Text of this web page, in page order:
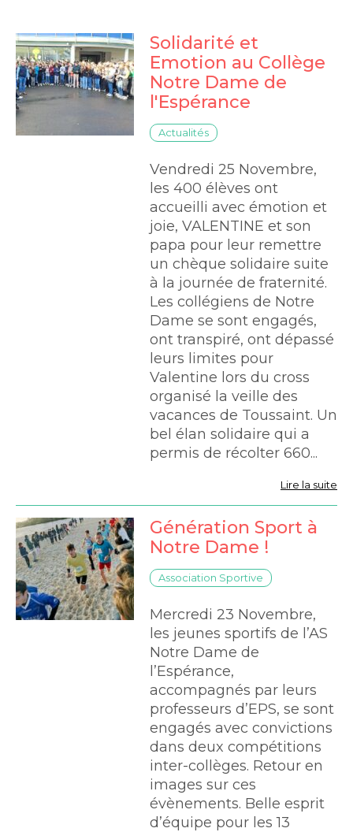
Solidarité et
Emotion au Collège
Notre Dame de
l'Espérance
Actualités
Vendredi 25 Novembre,
les 400 élèves ont
accueilli avec émotion et
joie, VALENTINE et son
papa pour leur remettre
un chèque solidaire suite
à la journée de fraternité.
Les collégiens de Notre
Dame se sont engagés,
ont transpiré, ont dépassé
leurs limites pour
Valentine lors du cross
organisé la veille des
vacances de Toussaint. Un
bel élan solidaire qui a
permis de récolter 660...
Lire la suite
Génération Sport à
Notre Dame !
Association Sportive
Mercredi 23 Novembre,
les jeunes sportifs de l’AS
Notre Dame de
l’Espérance,
accompagnés par leurs
professeurs d’EPS, se sont
engagés avec convictions
dans deux compétitions
inter-collèges. Retour en
images sur ces
évènements. Belle esprit
d’équipe pour les 13